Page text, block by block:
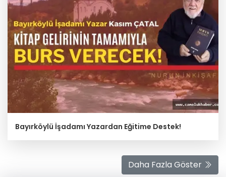
Bayırköylü İşadamı Yazardan Eğitime Destek!
Daha Fazla Göster